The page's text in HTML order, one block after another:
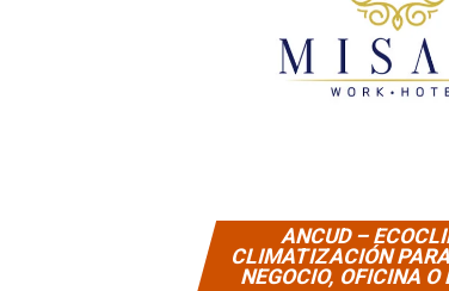
ANCUD –
CLIMATIZACIÓN
NEGOCIO, OFICINA O